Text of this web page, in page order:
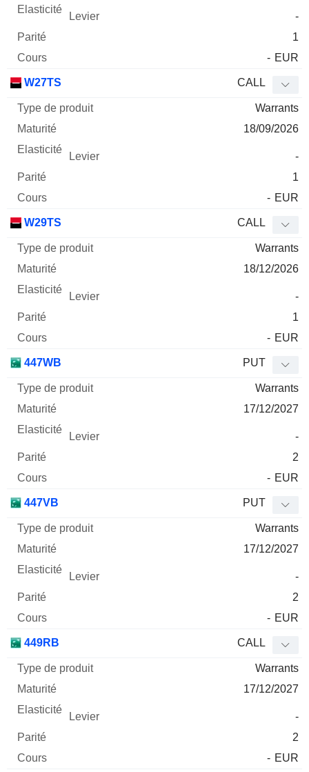
-
1
- EUR
W27TS CALL
Warrants
18/09/2026
-
1
- EUR
W29TS CALL
Warrants
18/12/2026
-
1
- EUR
447WB PUT
Warrants
17/12/2027
-
2
- EUR
447VB PUT
Warrants
17/12/2027
-
2
- EUR
449RB CALL
Warrants
17/12/2027
-
2
- EUR